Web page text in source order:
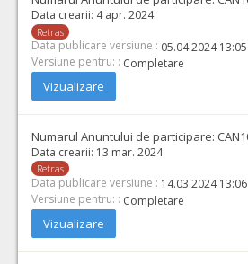
Data crearii: 4 apr. 2024
Retras
Data publicare versiune : 05.04.2024 13:05
Versiune pentru: : Completare
Vizualizare
Numarul Anuntului de participare:
Data crearii: 13 mar. 2024
Retras
Data publicare versiune : 14.03.2024 13:06
Versiune pentru: : Completare
Vizualizare